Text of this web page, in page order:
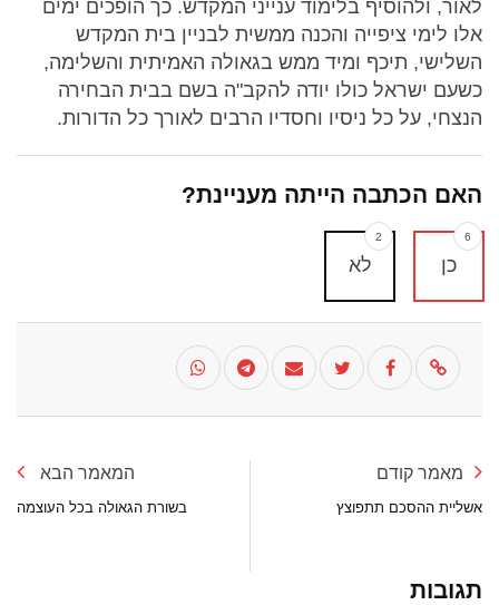
לאור, ולהוסיף בלימוד ענייני המקדש. כך הופכים ימים
אלו לימי ציפייה והכנה ממשית לבניין בית המקדש
השלישי, תיכף ומיד ממש בגאולה האמיתית והשלימה,
כשעם ישראל כולו יודה להקב"ה בשם בבית הבחירה
הנצחי, על כל ניסיו וחסדיו הרבים לאורך כל הדורות.
האם הכתבה הייתה מעניינת?
כן
6
לא
2
מאמר קודם
אשליית ההסכם תתפוצץ
המאמר הבא
בשורת הגאולה בכל העוצמה
תגובות